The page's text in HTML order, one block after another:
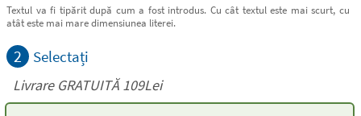
Textul va fi tipărit după cum a fost introdus. Cu cât textul este mai scurt, cu
atât este mai mare dimensiunea literei.
2 Selectați
Livrare GRATUITĂ 109Lei